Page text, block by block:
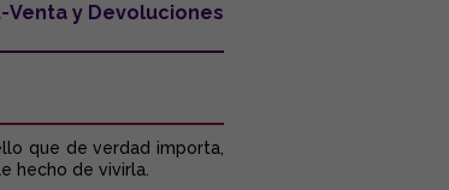
Venta y Devoluciones
que de verdad importa,
hecho de vivirla.